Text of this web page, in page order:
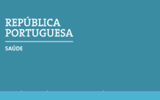
Todos os direitos reservados